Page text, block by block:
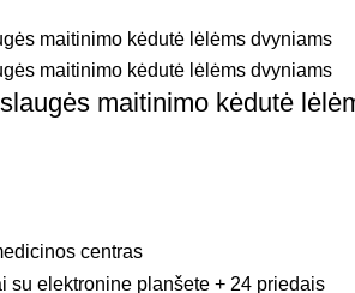
maitinimo kėdutė